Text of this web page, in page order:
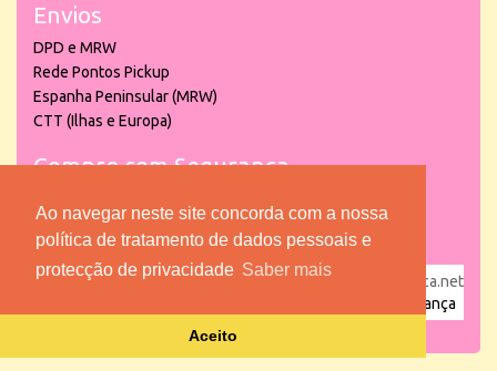
Ao navegar neste site concorda com a nossa
política de tratamento de dados pessoais e
protecção de privacidade Saber mais
Aceito
Envios
DPD e MRW
Rede Pontos Pickup
Espanha Peninsular (MRW)
CTT (Ilhas e Europa)
Compre com Segurança
powered by puber!a | © 2026 Copyright www.lojadacrianca.net
Loja da Criança